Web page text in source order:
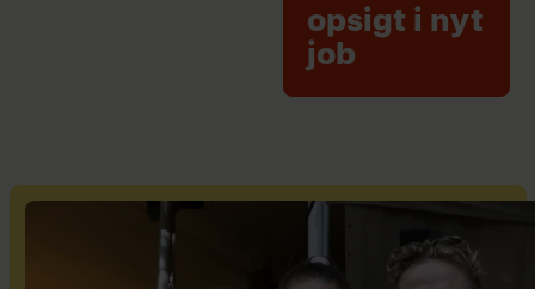
opsigt i nyt
job